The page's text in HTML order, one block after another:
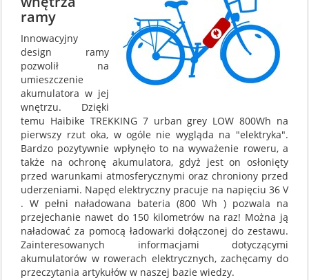
ramy
Innowacyjny
design ramy
pozwolił na
umieszczenie
akumulatora w jej
wnętrzu. Dzięki
temu Haibike TREKKING 7 urban grey LOW 800Wh na
pierwszy rzut oka, w ogóle nie wygląda na "elektryka".
Bardzo pozytywnie wpłynęło to na wyważenie roweru, a
także na ochronę akumulatora, gdyż jest on osłonięty
przed warunkami atmosferycznymi oraz chroniony przed
uderzeniami. Napęd elektryczny pracuje na napięciu 36 V
. W pełni naładowana bateria (800 Wh ) pozwala na
przejechanie nawet do 150 kilometrów na raz! Można ją
naładować za pomocą ładowarki dołączonej do zestawu.
Zainteresowanych informacjami dotyczącymi
akumulatorów w rowerach elektrycznych, zachęcamy do
przeczytania artykułów w naszej bazie wiedzy.